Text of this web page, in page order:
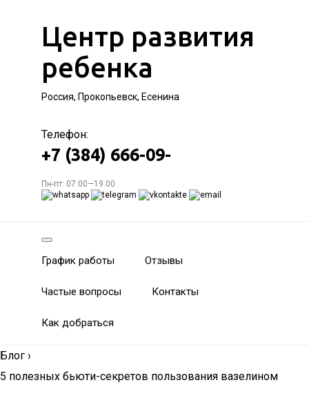
Центр развития
ребенка
Россия, Прокопьевск, Есенина
Телефон:
+7 (384) 666-09-
Пн-пт: 07:00—19:00
График работы Отзывы
Частые вопросы Контакты
Как добраться
Блог ›
5 полезных бьюти-секретов пользования вазелином